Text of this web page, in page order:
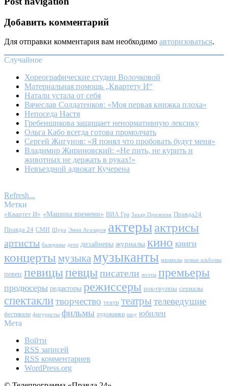
Добавить комментарий
Для отправки комментария вам необходимо авторизоваться.
Случайное
Хореографические студии Волочковой
Материальная помощь „Квартету И“
Натали устала от себя
Вячеслав Солдатенков: «Моя первая книжка плоха»
Непоседа Настя
Гребенщикова защищает ненормативную лексику
Ольга Кабо всегда готова промолчать
Сергей Жигунов: «Я понял что пробовать будут меня»
Владимир Жириновский: «Не пить, не курить и
животных не держать в руках!»
Невъездной адвокат Кучерена
Refresh...
Метки
«Квартет И» «Машина времени» ВИА Гра Захар Прилепин Правда24
Правда 24 СМИ Шура Эмин Агаларов актерыактрисы
артисты балерины дети дизайнеры журналы кино книги
концерты музыкамузыканты мюзиклы новые альбомы
певец певицыпевцыписатели поэты премьеры
продюсеры редакторы режиссеры рок-группы сериалы
спектаклитворчество театр театрытелеведущие
фестивали фигуристы фильмы художники шоу юбилеи
Мета
Войти
RSS записей
RSS комментариев
WordPress.org